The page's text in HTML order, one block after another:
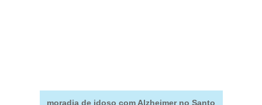
moradia de idoso com Alzheimer no Santo